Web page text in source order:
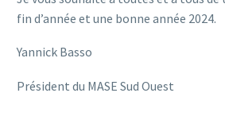
fin d’année et une bonne année 2024.
Yannick Basso
Président du MASE Sud Ouest